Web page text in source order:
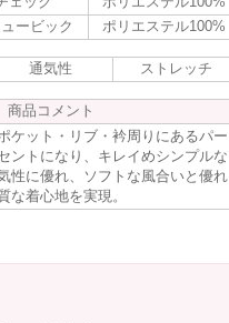
ービック ポリエステル100%
通気性 ストレッチ
商品コメント
ケット・リブ・衿周りにあるパー
ントになり、キレイめシンプルな
性に優れ、ソフトな風合いと優れ
な着心地を実現。